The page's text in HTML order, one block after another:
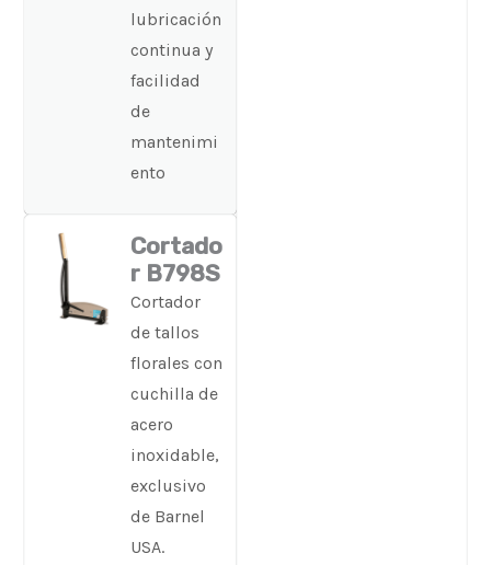
lubricación
continua y
facilidad
de
mantenimi
ento
Cortado
r B798S
Cortador
de tallos
florales con
cuchilla de
acero
inoxidable,
exclusivo
de Barnel
USA.